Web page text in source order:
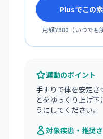
Plusでこの
月額¥980 （いつでも
運動のポイント
手すりで体を安定
とをゆっくり上げ
うにしてください。
対象疾患・推奨